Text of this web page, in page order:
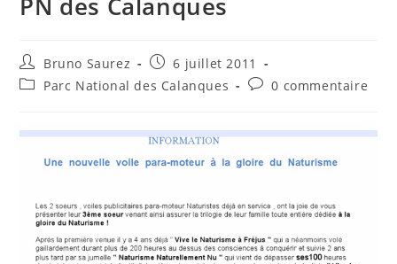
Auteur/autrice
de
la
Bruno Saurez
Publication
publiée :
6 juillet 2011
PostParc National des Calanques
Commentaires
publication :
0 commentaire